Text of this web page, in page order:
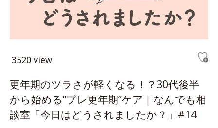
3520 view
更年期のツラさが軽くなる！？30代後半
から始める“プレ更年期”ケア｜なんでも相
談室「今日はどうされましたか？」#14